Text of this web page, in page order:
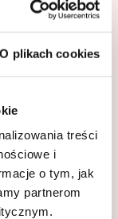
O plikach cookies
treści
i
o tym, jak
partnerom
Ci